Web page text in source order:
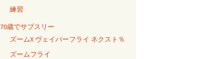
練習
70歳でサブスリー
ズームX ヴェイパーフライ ネクスト％
ズームフライ